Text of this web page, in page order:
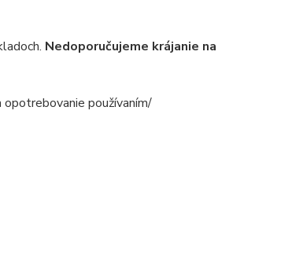
Nedoporučujeme krájanie na
používaním/